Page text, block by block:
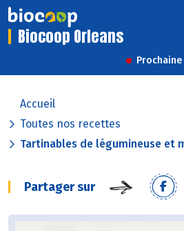
Biocoop Orleans
Accueil
Toutes nos recettes
Tartinables de légumineuse et
Partager sur